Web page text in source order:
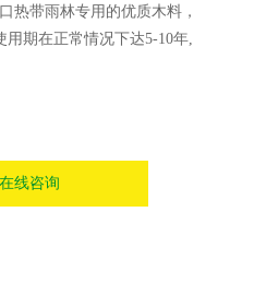
热带雨林专用的优质木料，
期在正常情况下达5-10年,
在线咨询